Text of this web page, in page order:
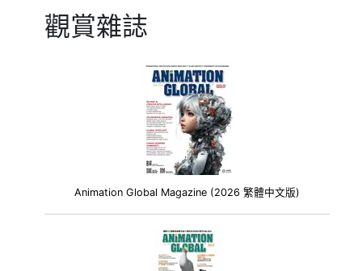
觀賞雜誌
Animation Global Magazine (2026 繁體中文版)